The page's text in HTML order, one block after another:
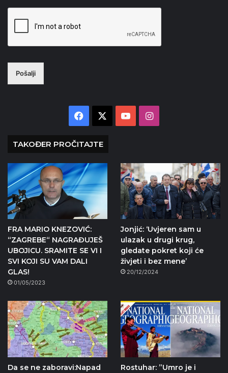
Pošalji
Facebook YouTubeInstagram
TAKOĐER PROČITAJTE
FRA MARIO KNEZOVIĆ:
“ZAGREBE“ NAGRAĐUJEŠ
UBOJICU. SRAMITE SE VI I
SVI KOJI SU VAM DALI
GLAS!
01/05/2023
Jonjić: ‘Uvjeren sam u
ulazak u drugi krug,
gledate pokret koji će
živjeti i bez mene’
20/12/2024
Da se ne zaboravi:Napad
Rostuhar: ”Umro je i